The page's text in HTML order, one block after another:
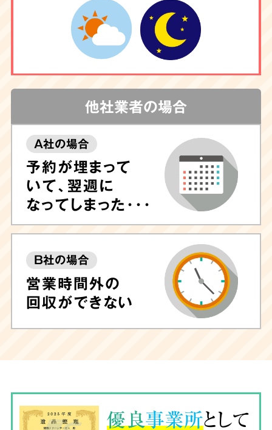
他社業者の場合
A社の場合
予約が埋まって
いて、翌週に
なってしまった･･･
B社の場合
営業時間外の
回収ができない
優良事業所として